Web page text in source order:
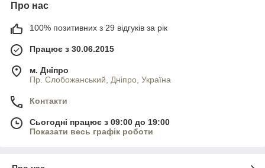
Про нас
100% позитивних з 29 відгуків за рік
Працює з 30.06.2015
м. Дніпро
Пр. Слобожанський, Дніпро, Україна
Контакти
Сьогодні працює з 09:00 до 19:00
Показати весь графік роботи